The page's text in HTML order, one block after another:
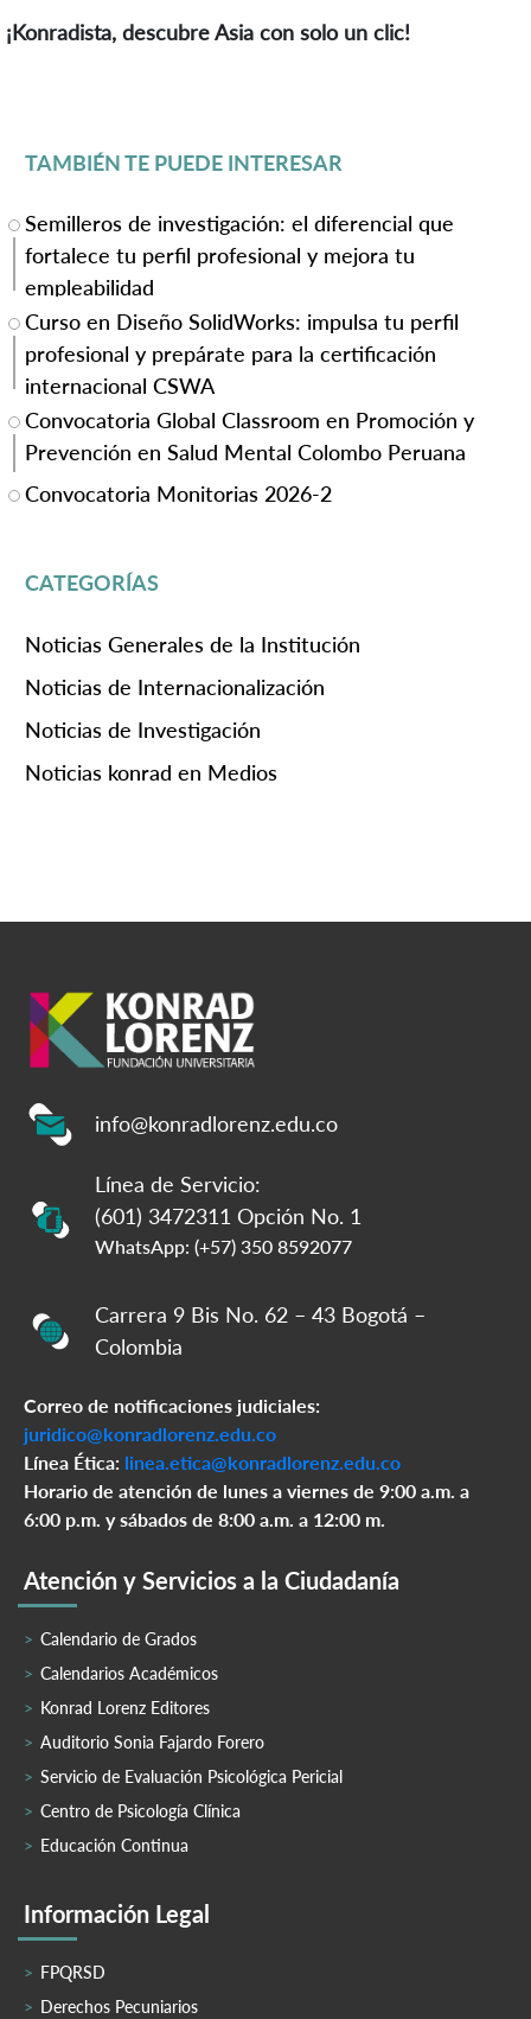
¡Konradista, descubre Asia con solo un clic!
TAMBIÉN TE PUEDE INTERESAR
Semilleros de investigación: el diferencial que
fortalece tu perfil profesional y mejora tu
empleabilidad
Curso en Diseño SolidWorks: impulsa tu perfil
profesional y prepárate para la certificación
internacional CSWA
Convocatoria Global Classroom en Promoción y
Prevención en Salud Mental Colombo Peruana
Convocatoria Monitorias 2026-2
CATEGORÍAS
Noticias Generales de la Institución
Noticias de Internacionalización
Noticias de Investigación
Noticias konrad en Medios
info@konradlorenz.edu.co
Línea de Servicio:
(601) 3472311 Opción No. 1
WhatsApp: (+57) 350 8592077
Carrera 9 Bis No. 62 – 43 Bogotá –
Colombia
Correo de notificaciones judiciales:
juridico@konradlorenz.edu.co
Línea Ética: linea.etica@konradlorenz.edu.co
Horario de atención de lunes a viernes de 9:00 a.m. a
6:00 p.m. y sábados de 8:00 a.m. a 12:00 m.
Atención y Servicios a la Ciudadanía
Calendario de Grados
Calendarios Académicos
Konrad Lorenz Editores
Auditorio Sonia Fajardo Forero
Servicio de Evaluación Psicológica Pericial
Centro de Psicología Clínica
Educación Continua
Información Legal
FPQRSD
Derechos Pecuniarios